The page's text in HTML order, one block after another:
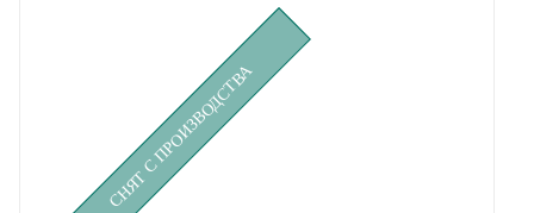
СНЯТ С ПРОИЗВОДСТВА